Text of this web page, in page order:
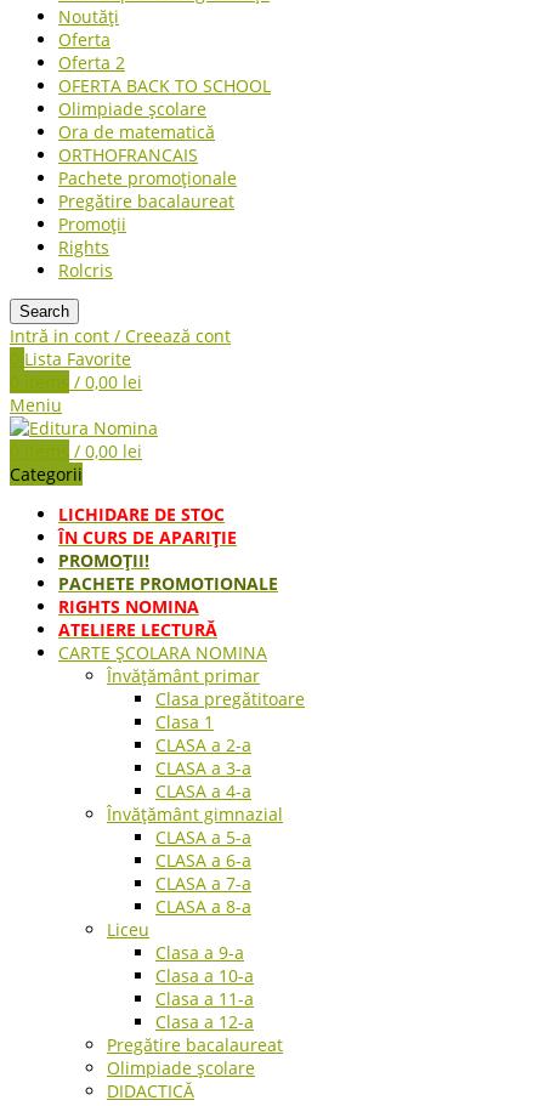
Noutăți
Oferta
Oferta 2
OFERTA BACK TO SCHOOL
Olimpiade școlare
Ora de matematică
ORTHOFRANCAIS
Pachete promoționale
Pregătire bacalaureat
Promoții
Rights
Rolcris
Search
Intră in cont / Creează cont
0 Lista Favorite
0 items / 0,00 lei
Meniu
0 items / 0,00 lei
Categorii
LICHIDARE DE STOC
ÎN CURS DE APARIŢIE
PROMOȚII!
PACHETE PROMOTIONALE
RIGHTS NOMINA
ATELIERE LECTURĂ
CARTE ŞCOLARA NOMINA
Învățământ primar
Clasa pregătitoare
Clasa 1
CLASA a 2-a
CLASA a 3-a
CLASA a 4-a
Învățământ gimnazial
CLASA a 5-a
CLASA a 6-a
CLASA a 7-a
CLASA a 8-a
Liceu
Clasa a 9-a
Clasa a 10-a
Clasa a 11-a
Clasa a 12-a
Pregătire bacalaureat
Olimpiade școlare
DIDACTICĂ